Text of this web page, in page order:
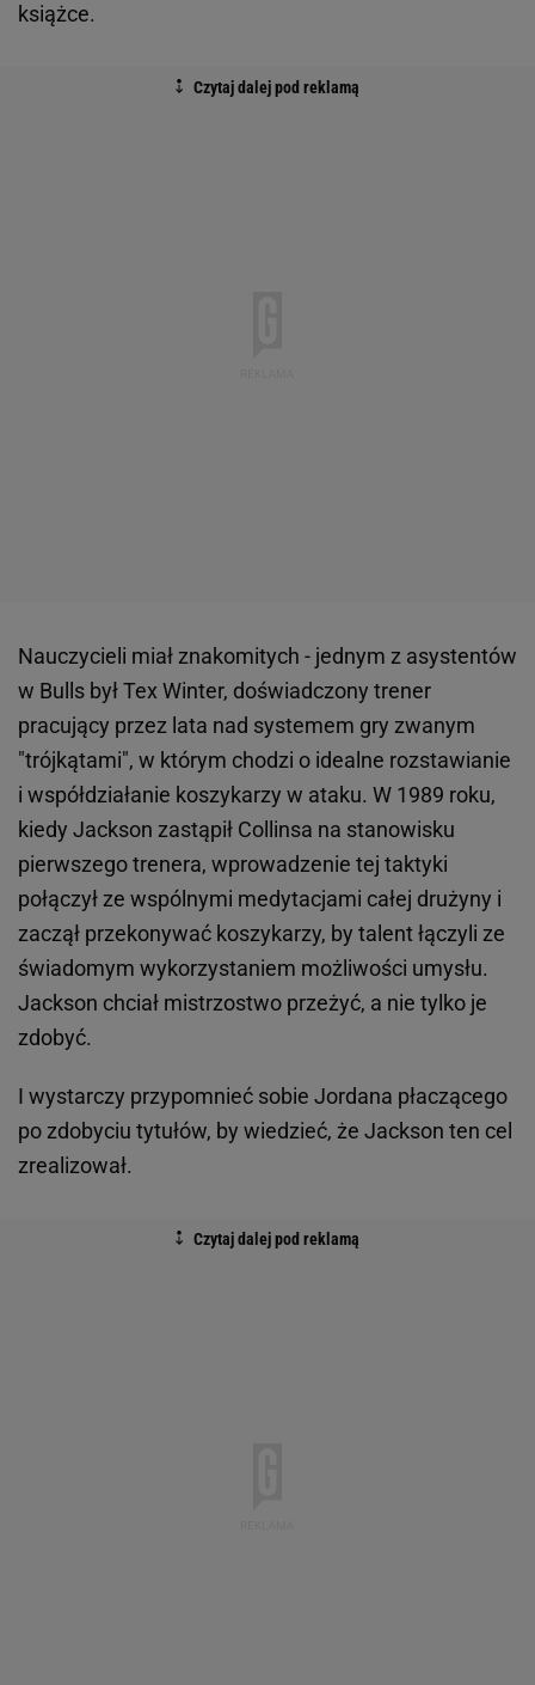
książce.
Nauczycieli miał znakomitych - jednym z asystentów
w Bulls był Tex Winter, doświadczony trener
pracujący przez lata nad systemem gry zwanym
"trójkątami", w którym chodzi o idealne rozstawianie
i współdziałanie koszykarzy w ataku. W 1989 roku,
kiedy Jackson zastąpił Collinsa na stanowisku
pierwszego trenera, wprowadzenie tej taktyki
połączył ze wspólnymi medytacjami całej drużyny i
zaczął przekonywać koszykarzy, by talent łączyli ze
świadomym wykorzystaniem możliwości umysłu.
Jackson chciał mistrzostwo przeżyć, a nie tylko je
zdobyć.
I wystarczy przypomnieć sobie Jordana płaczącego
po zdobyciu tytułów, by wiedzieć, że Jackson ten cel
zrealizował.